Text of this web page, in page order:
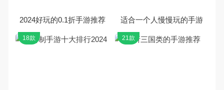
2024好玩的0.1折手游推荐 适合一个人慢慢玩的手游
18款 21款